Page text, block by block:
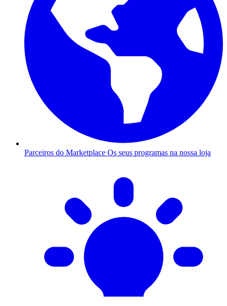
Parceiros do Marketplace Os seus programas na nossa loja